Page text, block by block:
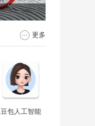
更多
豆包人工智能